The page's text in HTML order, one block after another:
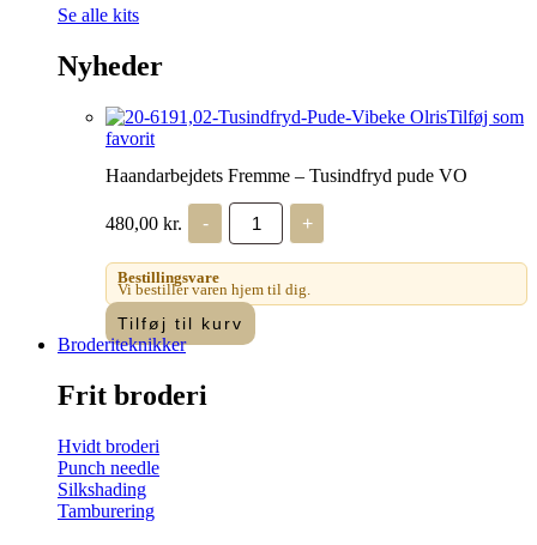
Se alle kits
Nyheder
Tilføj som
favorit
Haandarbejdets Fremme – Tusindfryd pude VO
480,00 kr. -
Haandarbejdets
Fremme
-
Tusindfryd
pude
VO
antal
+
Bestillingsvare
Vi bestiller varen hjem til dig.
Tilføj til kurv
Broderiteknikker
Frit broderi
Hvidt broderi
Punch needle
Silkshading
Tamburering